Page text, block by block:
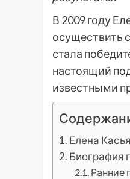
В 2009 году
осуществить
стала
настоящий
известными
Елена
Биография
Ранние